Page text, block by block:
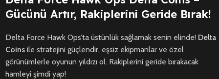
Gücünü Artır, Rakiplerini Geride Bırak!
Delta Force Hawk Ops’ta üstünlük sağlamak senin elinde! Delta
Coins ile stratejini güçlendir, eşsiz ekipmanlar ve özel
görünümlerle oyunun yıldızı ol. Rakiplerini geride bırakacak
hamleyi şimdi yap!